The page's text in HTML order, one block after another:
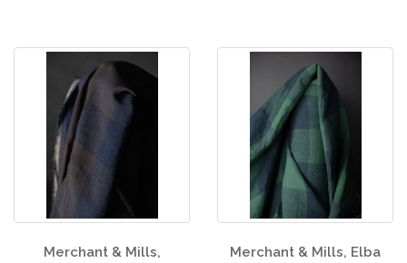
Merchant & Mills,
Merchant & Mills, Elba